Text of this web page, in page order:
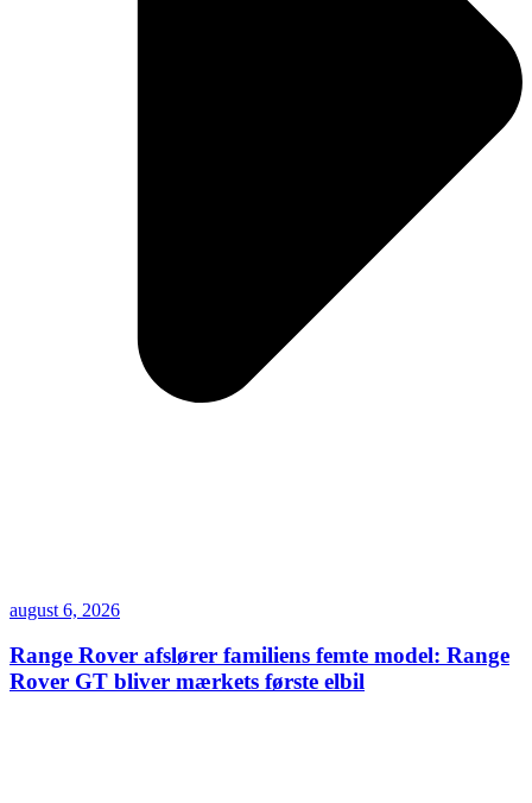
august 6, 2026
Range Rover afslører familiens femte model: Range
Rover GT bliver mærkets første elbil